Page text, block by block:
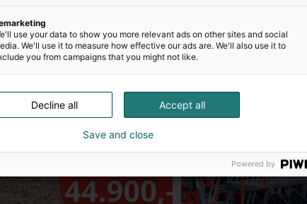
.
use your data to show you more relevant ads on other sites and social
We'll use it to measure how effective our ads are. We'll also use it to
you from campaigns that you might not like.
Accept all
Decline all
Save and close
Powered by